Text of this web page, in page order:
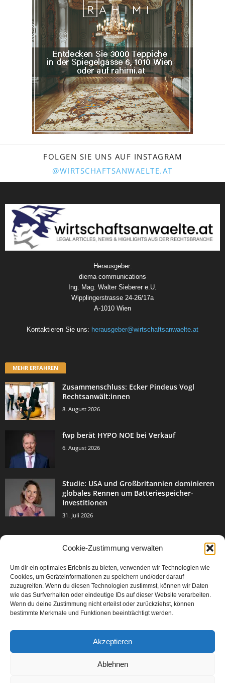
Cookie-Zustimmung verwalten
Um dir ein optimales Erlebnis zu bieten, verwenden wir Technologien wie
Cookies, um Geräteinformationen zu speichern und/oder darauf
zuzugreifen. Wenn du diesen Technologien zustimmst, können wir Daten
wie das Surfverhalten oder eindeutige IDs auf dieser Website verarbeiten.
Wenn du deine Zustimmung nicht erteilst oder zurückziehst, können
bestimmte Merkmale und Funktionen beeinträchtigt werden.
Akzeptieren
Ablehnen
FOLGEN SIE UNS AUF INSTAGRAM
@WIRTSCHAFTSANWAELTE.AT
Herausgeber:
diema communications
Ing. Mag. Walter Sieberer e.U.
Wipplingerstrasse 24-26/17a
A-1010 Wien
Kontaktieren Sie uns: herausgeber@wirtschaftsanwaelte.at
MEHR ERFAHREN
Zusammenschluss: Ecker Pindeus Vogl
Rechtsanwält:innen
8. August 2026
fwp berät HYPO NOE bei Verkauf
6. August 2026
Studie: USA und Großbritannien dominieren
globales Rennen um Batteriespeicher-
Investitionen
31. Juli 2026
Events & Success 3004
Breaking News 2067
Aktuelles
Featured Article
Karriere 567